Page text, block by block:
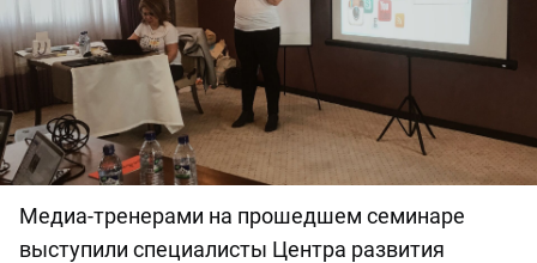
Медиа-тренерами на прошедшем семинаре
выступили специалисты Центра развития